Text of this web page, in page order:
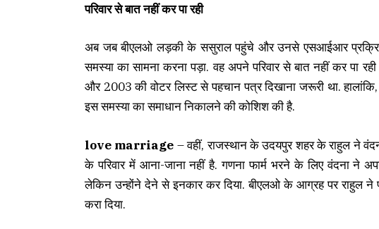
परिवार से बात नहीं कर पा रही
अब जब बीएलओ लड़की के ससुराल पहुंचे और उनसे एसआईआर
समस्या का सामना करना पड़ा. वह अपने परिवार से बात नहीं कर पा
और 2003 की वोटर लिस्ट से पहचान पत्र दिखाना जरूरी था.
इस समस्या का समाधान निकालने की कोशिश की है.
love marriage – वहीं, राजस्थान के उदयपुर शहर के राहुल ने
के परिवार में आना-जाना नहीं है. गणना फार्म भरने के लिए वंदना ने
लेकिन उन्होंने देने से इनकार कर दिया. बीएलओ के आग्रह पर राहुल ने
करा दिया.